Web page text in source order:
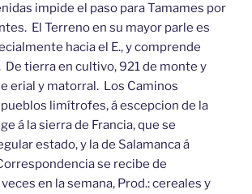
impide el paso para Tamames por
El Terreno en su mayor parle es
hacia el E., y comprende
De tierra en cultivo, 921 de monte y
erial y matorral. Los Caminos
limítrofes, á escepcion de la
á la sierra de Francia, que se
estado, y la de Salamanca á
se recibe de
en la semana, Prod.: cereales y